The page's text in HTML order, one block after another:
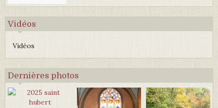
Vidéos
Vidéos
Dernières photos